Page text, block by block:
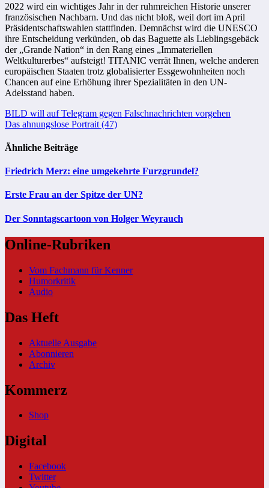
2022 wird ein wichtiges Jahr in der ruhmreichen Historie unserer
französischen Nachbarn. Und das nicht bloß, weil dort im April
Präsidentschaftswahlen stattfinden. Demnächst wird die UNESCO
ihre Entscheidung verkünden, ob das Baguette als Lieblingsgebäck
der „Grande Nation“ in den Rang eines „Immateriellen
Weltkulturerbes“ aufsteigt! TITANIC verrät Ihnen, welche anderen
europäischen Staaten trotz globalisierter Essgewohnheiten noch
Chancen auf eine Erhöhung ihrer Spezialitäten in den UN-
Adelsstand haben.
Beitragsnavigation
BILD will auf Telegram gegen Falschnachrichten vorgehen
Das ahnungslose Portrait (47)
Ähnliche Beiträge
Friedrich Merz: eine umgekehrte Furzgrundel?
Erste Frau an der Spitze der UN?
Der Sonntagscartoon von Holger Weyrauch
Online-Rubriken
Vom Fachmann für Kenner
Humorkritik
Audio
Das Heft
Aktuelle Ausgabe
Abonnieren
Archiv
Kommerz
Shop
Digital
Facebook
Twitter